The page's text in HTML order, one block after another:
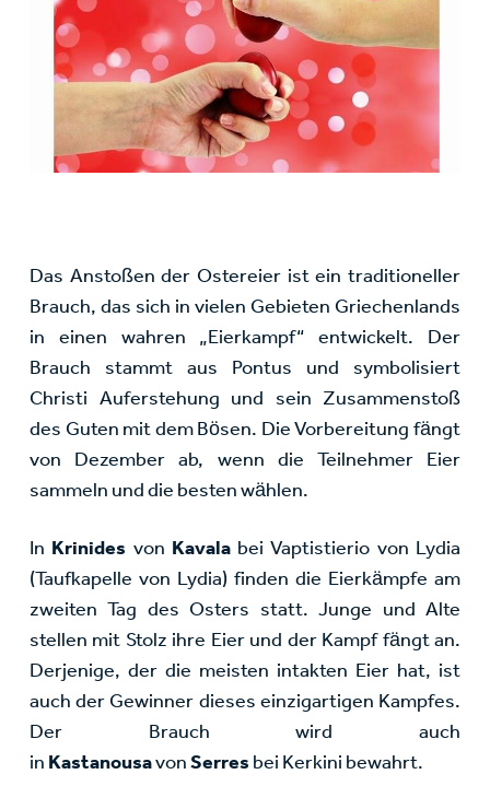
Das Anstoßen der Ostereier ist ein traditioneller
Brauch, das sich in vielen Gebieten Griechenlands
in einen wahren „Eierkampf“ entwickelt. Der
Brauch stammt aus Pontus und symbolisiert
Christi Auferstehung und sein Zusammenstoß
des Guten mit dem Bösen. Die Vorbereitung fängt
von Dezember ab, wenn die Teilnehmer Eier
sammeln und die besten wählen.
In Krinides von Kavala bei Vaptistierio von Lydia
(Taufkapelle von Lydia) finden die Eierkämpfe am
zweiten Tag des Osters statt. Junge und Alte
stellen mit Stolz ihre Eier und der Kampf fängt an.
Derjenige, der die meisten intakten Eier hat, ist
auch der Gewinner dieses einzigartigen Kampfes.
Der Brauch wird auch
in KastanousavonSerres bei Kerkini bewahrt.